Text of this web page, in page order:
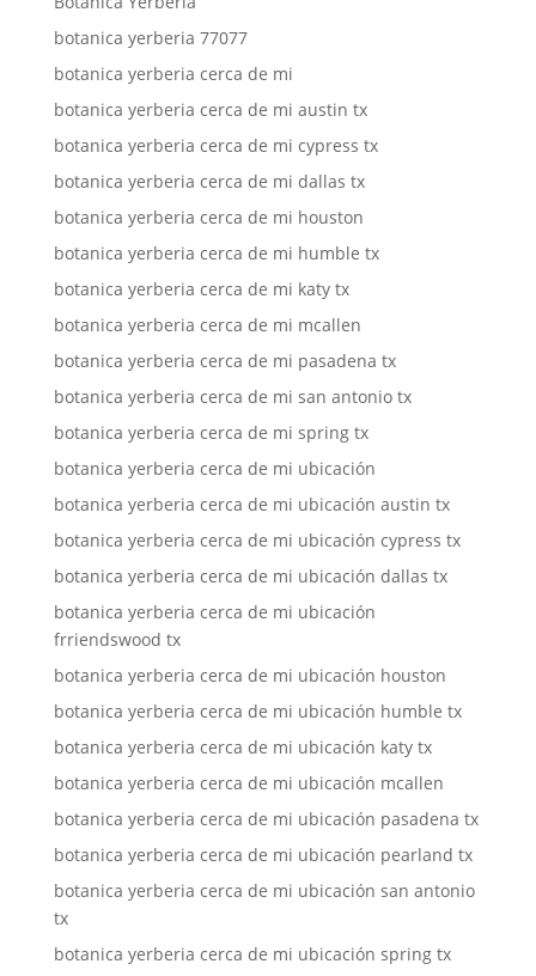
botanica yerberia 77077
botanica yerberia cerca de mi
botanica yerberia cerca de mi austin tx
botanica yerberia cerca de mi cypress tx
botanica yerberia cerca de mi dallas tx
botanica yerberia cerca de mi houston
botanica yerberia cerca de mi humble tx
botanica yerberia cerca de mi katy tx
botanica yerberia cerca de mi mcallen
botanica yerberia cerca de mi pasadena tx
botanica yerberia cerca de mi san antonio tx
botanica yerberia cerca de mi spring tx
botanica yerberia cerca de mi ubicación
botanica yerberia cerca de mi ubicación austin tx
botanica yerberia cerca de mi ubicación cypress tx
botanica yerberia cerca de mi ubicación dallas tx
botanica yerberia cerca de mi ubicación
frriendswood tx
botanica yerberia cerca de mi ubicación houston
botanica yerberia cerca de mi ubicación humble tx
botanica yerberia cerca de mi ubicación katy tx
botanica yerberia cerca de mi ubicación mcallen
botanica yerberia cerca de mi ubicación pasadena tx
botanica yerberia cerca de mi ubicación pearland tx
botanica yerberia cerca de mi ubicación san antonio
tx
botanica yerberia cerca de mi ubicación spring tx